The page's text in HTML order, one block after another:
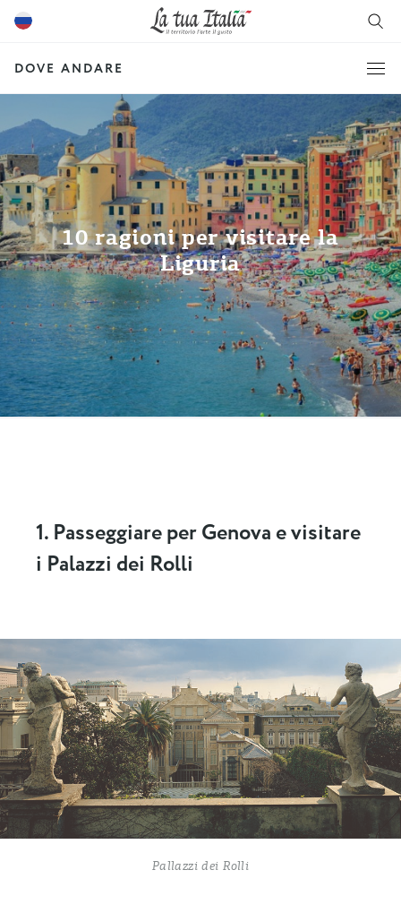
DOVE ANDARE
10 ragioni per visitare la
Liguria
1. Passeggiare per Genova e visitare
i Palazzi dei Rolli
Pallazzi dei Rolli